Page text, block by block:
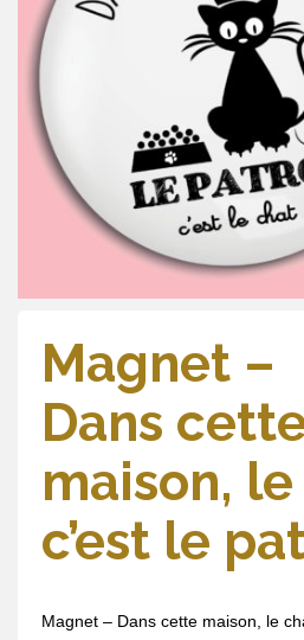
Magnet –
Dans
maison,
c’est le
Magnet – Dans cette maison, le